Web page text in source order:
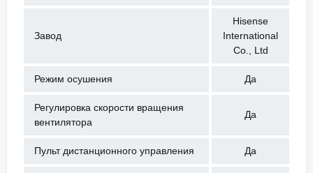
Завод
Hisense
International
Co., Ltd
Режим осушения Да
Регулировка скорости вращения
вентилятора
Да
Пульт дистанционного управления Да